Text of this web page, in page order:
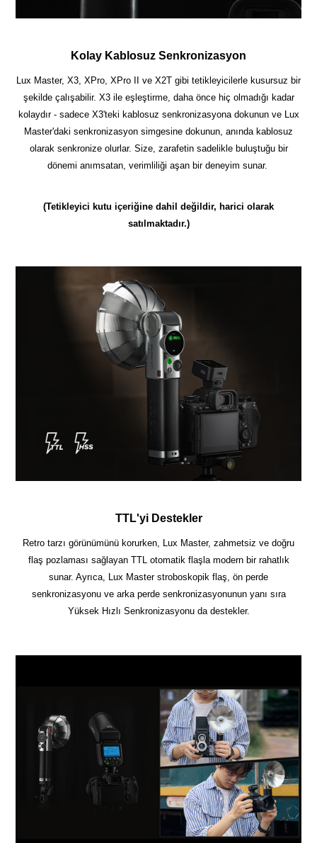
Kolay Kablosuz Senkronizasyon
Lux Master, X3, XPro, XPro II ve X2T gibi tetikleyicilerle kusursuz bir
şekilde çalışabilir. X3 ile eşleştirme, daha önce hiç olmadığı kadar
kolaydır - sadece X3'teki kablosuz senkronizasyona dokunun ve Lux
Master'daki senkronizasyon simgesine dokunun, anında kablosuz
olarak senkronize olurlar. Size, zarafetin sadelikle buluştuğu bir
dönemi anımsatan, verimliliği aşan bir deneyim sunar.
(Tetikleyici kutu içeriğine dahil değildir, harici olarak
satılmaktadır.)
TTL'yi Destekler
Retro tarzı görünümünü korurken, Lux Master, zahmetsiz ve doğru
flaş pozlaması sağlayan TTL otomatik flaşla modern bir rahatlık
sunar. Ayrıca, Lux Master stroboskopik flaş, ön perde
senkronizasyonu ve arka perde senkronizasyonunun yanı sıra
Yüksek Hızlı Senkronizasyonu da destekler.